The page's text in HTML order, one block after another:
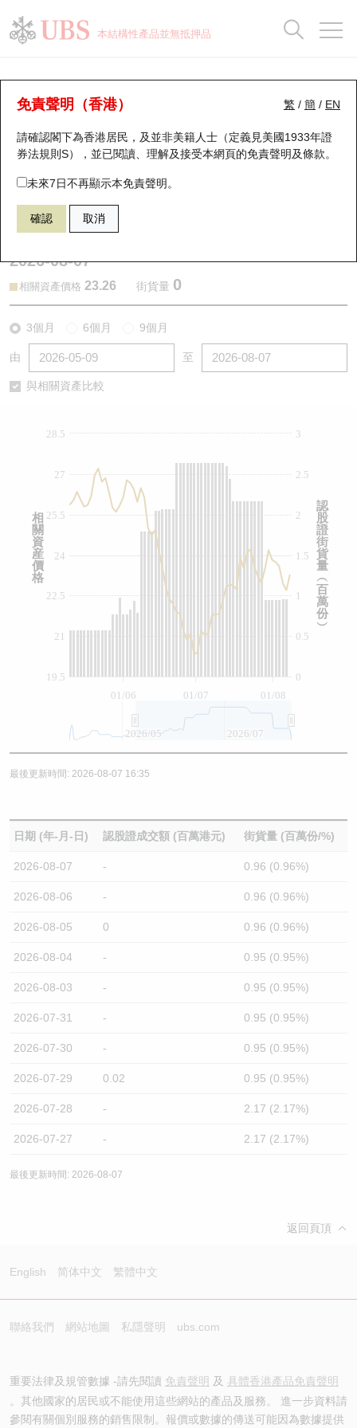
本結構性產品並無抵押品
繁 / 簡 / EN
免責聲明（香港）
請確認閣下為香港居民，及並非美籍人士（定義見美國1933年證
券法規則S），並已閱讀、理解及接受本網頁的免責聲明及條款。
未來7日不再顯示本免責聲明。
確認 取消
認股證分析儀
表現 街貨統計 比較
27571 瑞銀認購 0883 中國海洋石油
2026-08-07
相關資產價格 23.26 街貨量 0
3個月 6個月 9個月
由 至
與相關資產比較
01/06 01/07 01/08
0
0.5
1
1.5
2
2.5
3
24
19.5
21
22.5
25.5
27
28.5
2026/05 2026/07
認
股
證
街
貨
量
︵
百
萬
份
︶
相
關
資
産
價
格
最後更新時間: 2026-08-07 16:35
日期 (年-月-日) 認股證成交額 (百萬港元) 街貨量 (百萬份/%)
2026-08-07 - 0.96 (0.96%)
2026-08-06 - 0.96 (0.96%)
2026-08-05 0 0.96 (0.96%)
2026-08-04 - 0.95 (0.95%)
2026-08-03 - 0.95 (0.95%)
2026-07-31 - 0.95 (0.95%)
2026-07-30 - 0.95 (0.95%)
2026-07-29 0.02 0.95 (0.95%)
2026-07-28 - 2.17 (2.17%)
2026-07-27 - 2.17 (2.17%)
最後更新時間: 2026-08-07
返回頁頂
English 简体中文 繁體中文
聯絡我們 網站地圖 私隱聲明 ubs.com
重要法律及規管數據 -請先閱讀 免責聲明 及 具體香港產品免責聲明
。其他國家的居民或不能使用這些網站的產品及服務。 進一步資料請
參閱有關個別服務的銷售限制。報價或數據的傳送可能因為數據提供
瑞銀認股證一覽
新發行瑞銀認股證
即將到期認股證
認股證到期結算價查詢
認股證分析儀
認股證/牛熊證日誌
街貨統計
比較
牛熊全景快搜
牛熊證搜尋
牛熊證街貨分佈圖
正股牛熊證列表
新發行瑞銀牛熊證
牛熊證到期結算價查詢
牛熊證文件及公告
牛熊證文件及公告 (瑞信)
街貨統計
比較
十大升幅/跌幅
十大認股證成交分佈
十天股證佔大市成交
資金流
街貨統計
正股分析儀
二十大活躍股份
恒指成份股
國指成份股
科指成份股
中資ETFs溢價比較
收市競價變化
持股比重
顯示所有持股比重
每月輪證大市專題
輪證專欄
講座及教育短片
認股證投資者教育
牛熊證投資者教育